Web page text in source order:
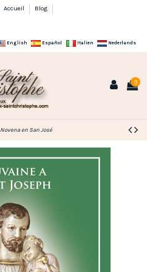
Accueil Blog
English Español Italien Nederlands
0
Novena en San José